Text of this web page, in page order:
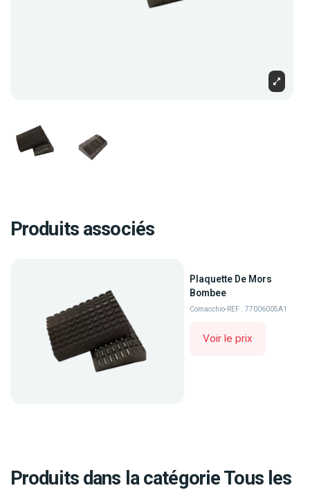
Produits associés
Plaquette De Mors
Bombee
Comacchio-REF : 77006005A1
Voir le prix
Produits dans la catégorie Tous les